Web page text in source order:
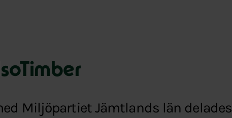
Miljöpartiet Jämtlands län delades